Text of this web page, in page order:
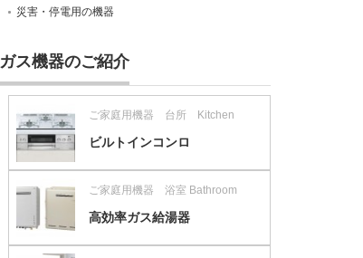
災害・停電用の機器
ガス機器のご紹介
ご家庭用機器 台所 Kitchen
ビルトインコンロ
ご家庭用機器 浴室 Bathroom
高効率ガス給湯器